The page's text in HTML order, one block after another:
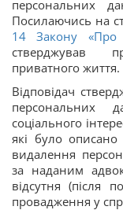
персональних
Посилаючись на
14 Закону «Про
стверджував
приватного життя.
Відповідач
персональних
соціального
які було
видалення
за наданим
відсутня (після
провадження у